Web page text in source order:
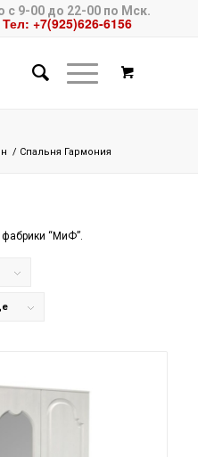
9-00 до 22-00 по Мск.
Тел: +7(925)626-6156
/ Спальня Гармония
“МиФ”.